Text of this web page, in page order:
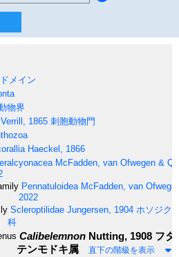
メイン
物界
Verrill, 1865 刺胞動物門
Haeckel, 1866
McFadden, van Ofwegen &
Pennatuloidea McFadden, van
2022
Scleroptilidae Jungersen, 1904 ホソジク
科
Calibelemnon Nutting, 1908 フタ
テンモドキ属
直下の階級を表示